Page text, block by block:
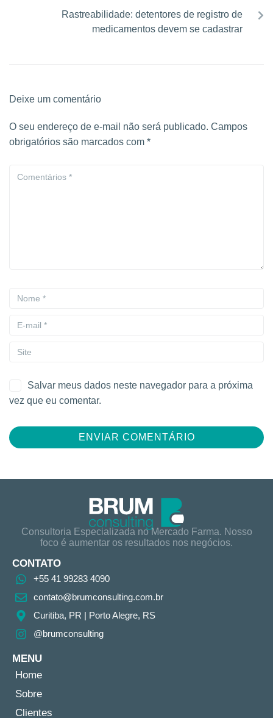
Rastreabilidade: detentores de registro de
medicamentos devem se cadastrar
Deixe um comentário
O seu endereço de e-mail não será publicado. Campos
obrigatórios são marcados com *
Salvar meus dados neste navegador para a próxima
vez que eu comentar.
Consultoria Especializada no Mercado Farma. Nosso
foco é aumentar os resultados nos negócios.
CONTATO
+55 41 99283 4090
contato@brumconsulting.com.br​
Curitiba, PR​ | Porto Alegre, RS
@brumconsulting
MENU
Home
Sobre
Clientes